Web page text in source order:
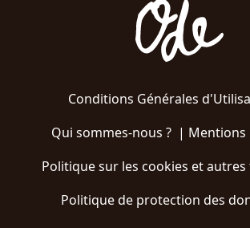
Conditions Générales
Qui sommes-nous ?| Mentions
Politique sur les cookies et
Politique de protection des